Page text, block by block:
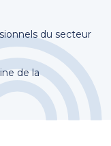
du secteur
de la